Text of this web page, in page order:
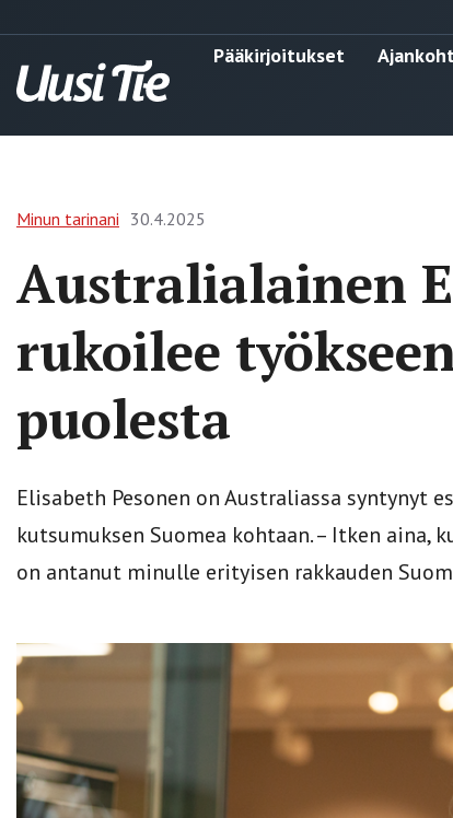
Pääkirjoitukset
Minun tarinani 30.4.2025
Australialainen
rukoilee
puolesta
Elisabeth Pesonen on Australiassa syntynyt
kutsumuksen Suomea kohtaan. – Itken aina,
on antanut minulle erityisen rakkauden